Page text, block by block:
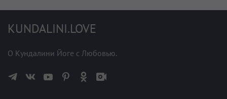
KUNDALINI.LOVE
О Кундалини Йоге с Любовью.